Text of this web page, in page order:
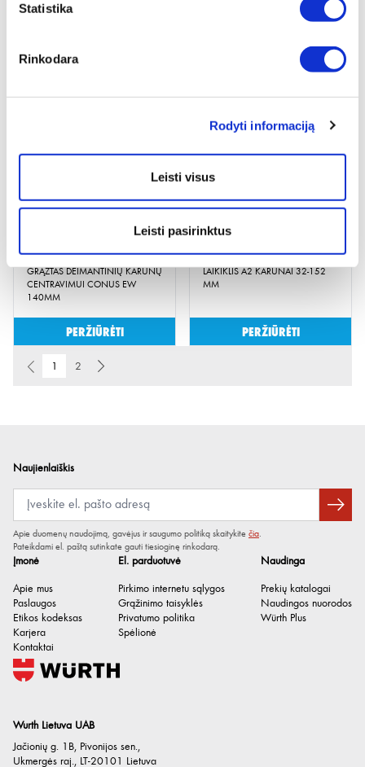
Statistika
Rinkodara
Rodyti informaciją
Leisti visus
Leisti pasirinktus
DEIMANTINĖ GRĘŽIMO KARŪNA
"CERAM"
3 variantai
CILINDRINIŲ PJŪKLŲ RINKINYS
Peržiūrėti
GRĄŽTAS DEIMANTINIŲ KARŪNŲ
CENTRAVIMUI CONUS EW
140MM
Peržiūrėti
LAIKIKLIS A2 KARŪNAI 32-152
MM
Peržiūrėti
1 2
Wurth Lietuva UAB
Jačionių g. 1B, Pivonijos sen.,
Ukmergės raj., LT-20101 Lietuva
Įmonė
Apie mus
Paslaugos
Etikos kodeksas
Karjera
Kontaktai
El. parduotuvė
Pirkimo internetu sąlygos
Grąžinimo taisyklės
Privatumo politika
Spėlionė
Naudinga
Prekių katalogai
Naudingos nuorodos
Würth Plus
Naujienlaiškis
Apie duomenų naudojimą, gavėjus ir saugumo politiką skaitykite čia.
Pateikdami el. paštą sutinkate gauti tiesioginę rinkodarą.